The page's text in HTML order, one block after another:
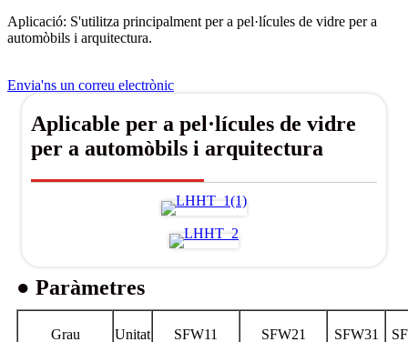
Aplicació: S'utilitza principalment per a pel·lícules de vidre per a
automòbils i arquitectura.
Envia'ns un correu electrònic
Aplicable per a pel·lícules de vidre
per a automòbils i arquitectura
● Paràmetres
Grau Unitat SFW11 SFW21 SFW31